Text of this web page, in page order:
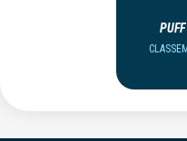
PUFF